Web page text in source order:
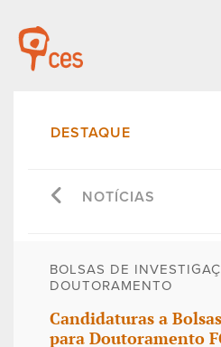
DESTAQUE
NOTÍCIAS
BOLSAS DE
DOUTORAMENTO
Candidaturas a
para Doutoramento